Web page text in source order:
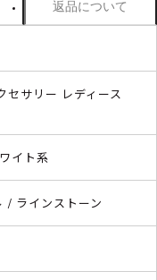
返品について
セサリー レディース
イト系
/ ラインストーン